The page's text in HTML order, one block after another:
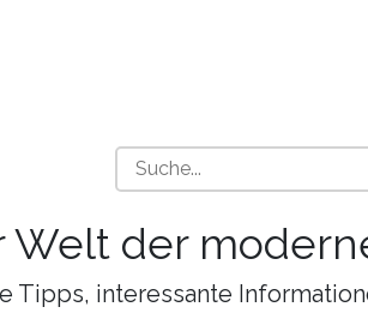
Welt der
Tipps, interessante